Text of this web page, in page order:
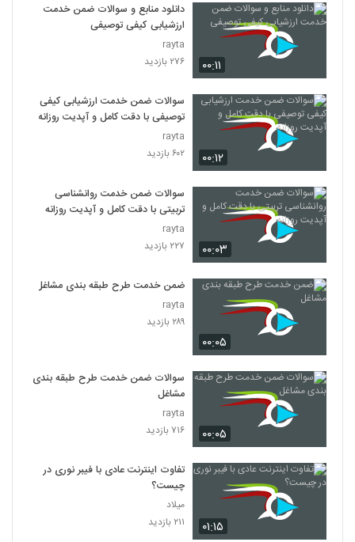
۰۰:۱۱
دانلود منابع و سوالات ضمن خدمت
ارزشیابی كیفی توصیفی
rayta
۲۷۶ بازدید
۰۰:۱۲
سوالات ضمن خدمت ارزشیابی کیفی
توصیفی با دقت کامل و آپدیت روزانه
rayta
۶۰۲ بازدید
۰۰:۰۳
سوالات ضمن خدمت روانشناسی
تربیتی با دقت کامل و آپدیت روزانه
rayta
۲۲۷ بازدید
۰۰:۰۵
ضمن خدمت طرح طبقه بندی مشاغل
rayta
۲۸۹ بازدید
۰۰:۰۵
سوالات ضمن خدمت طرح طبقه بندی
مشاغل
rayta
۷۱۶ بازدید
۰۱:۱۵
تفاوت اینترنت عادی با فیبر نوری در
چیست؟
میلاد
۲۱۱ بازدید